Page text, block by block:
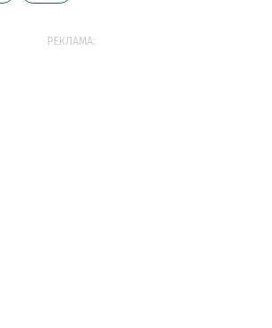
РЕКЛАМА: